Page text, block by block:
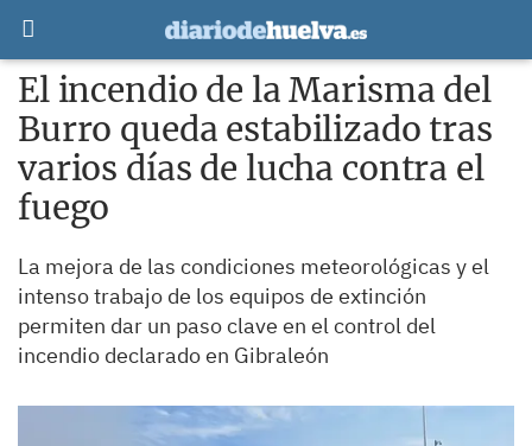
El incendio de la Marisma del
Burro queda estabilizado tras
varios días de lucha contra el
fuego
La mejora de las condiciones meteorológicas y el
intenso trabajo de los equipos de extinción
permiten dar un paso clave en el control del
incendio declarado en Gibraleón